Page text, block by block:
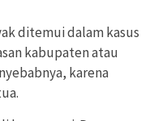
ditemui dalam kasus
kabupaten atau
karena